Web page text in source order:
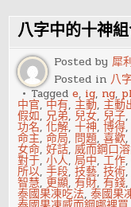
是
否
有
小
人
潛
質
八字中的十神
Posted by犀
Posted in 八
Taggede, ig, ng,
中官,中有,主動,主動
假如, 兄弟, 兒女, 兒子,
功名,化解,十神,博得,
命主,命局, 問題,喜歡
女命,好話,威而鋼口
對于,小人,局中,工作
所以,手段,技藝,技術
智慧, 更顯,有財,有錢
泰國果凍吃法,泰國果